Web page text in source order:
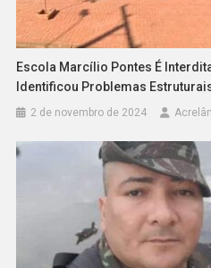
Escola Marcílio Pontes É
Identificou Problemas
2 de novembro de 2024